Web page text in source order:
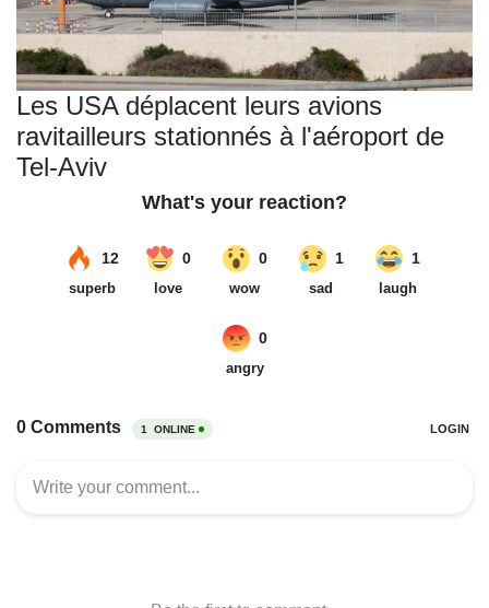
Les USA déplacent leurs avions
ravitailleurs stationnés à l'aéroport de
Tel-Aviv